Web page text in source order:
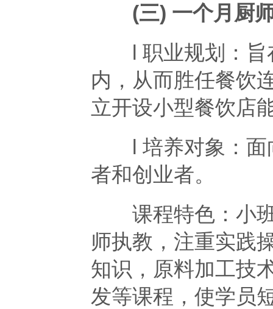
(三) 一个月厨师
l 职业规划：旨
内，从而胜任餐饮
立开设小型餐饮店
l 培养对象：面
者和创业者。
课程特色：小班
师执教，注重实践
知识，原料加工技
发等课程，使学员